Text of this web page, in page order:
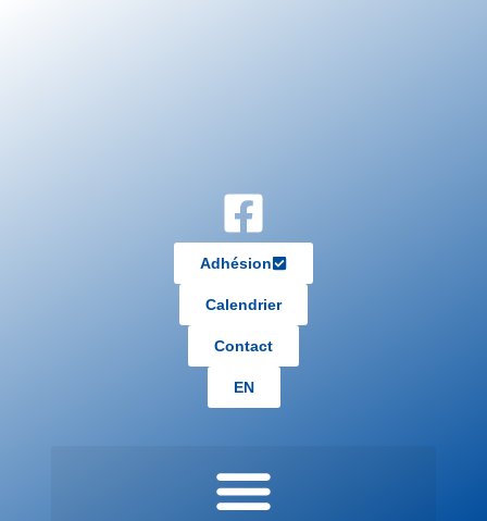
Adhésion
Calendrier
Contact
EN